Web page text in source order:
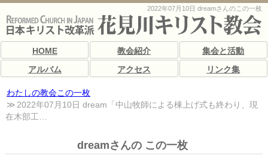
2022年07月10日 dreamさんのこの一枚
HOME 教会紹介
集会と活動
アルバム
アクセス リンク集
わたしの教会この一枚
2022年07月10日 dream「中山牧師による棟上げ式も終わり、現
在木部工…
dreamさんの この一枚